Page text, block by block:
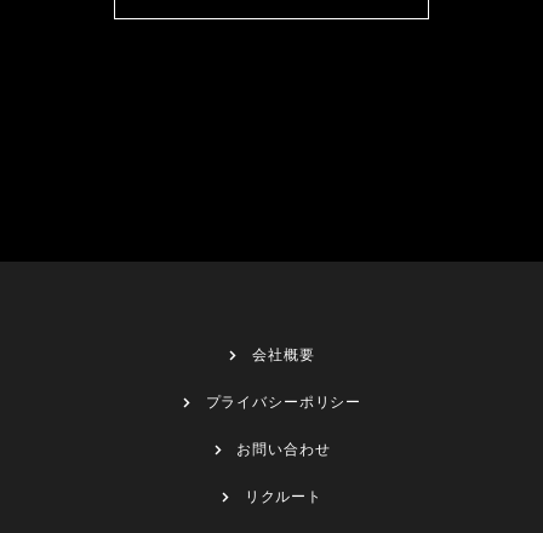
会社概要
プライバシーポリシー
お問い合わせ
リクルート